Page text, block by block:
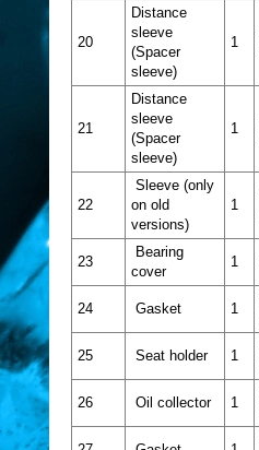
20
Distance
sleeve
(Spacer
sleeve)
1
21
Distance
sleeve
(Spacer
sleeve)
1
22
Sleeve (only
on old
versions)
1
23
Bearing
cover
1
24 Gasket 1
25 Seat holder 1
26 Oil collector 1